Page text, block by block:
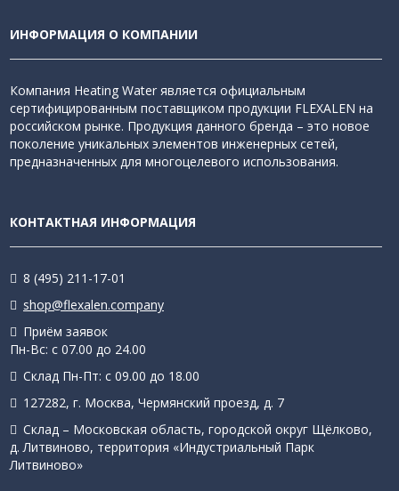
ИНФОРМАЦИЯ О КОМПАНИИ
Компания Heating Water является официальным
сертифицированным поставщиком продукции FLEXALEN на
российском рынке. Продукция данного бренда – это новое
поколение уникальных элементов инженерных сетей,
предназначенных для многоцелевого использования.
КОНТАКТНАЯ ИНФОРМАЦИЯ
8 (495) 211-17-01
shop@flexalen.company
Приём заявок
Пн-Вс: с 07.00 до 24.00
Склад Пн-Пт: с 09.00 до 18.00
127282, г. Москва, Чермянский проезд, д. 7
Склад – Московская область, городской округ Щёлково,
д. Литвиново, территория «Индустриальный Парк
Литвиново»